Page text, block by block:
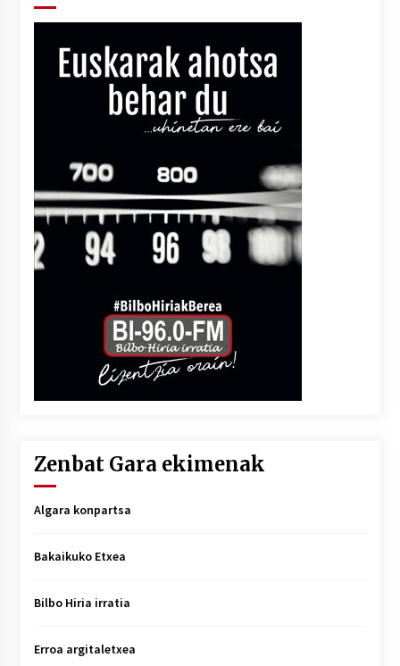
Zenbat Gara ekimenak
Algara konpartsa
Bakaikuko Etxea
Bilbo Hiria irratia
Erroa argitaletxea